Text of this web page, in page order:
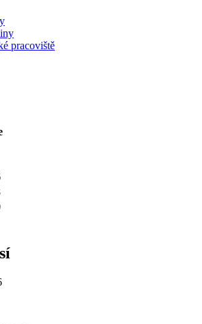
pracoviště